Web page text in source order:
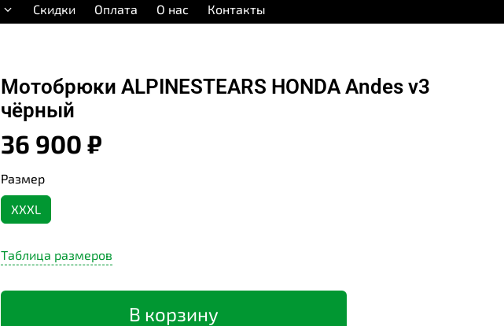
Скидки Оплата О нас Контакты
Мотобрюки ALPINESTEARS HONDA Andes v3
чёрный
36 900 ₽
Таблица размеров
В корзину
Размер
XXXL